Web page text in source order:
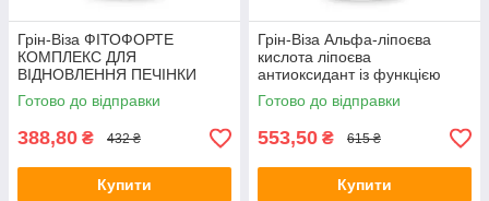
Грін-Віза ФІТОФОРТЕ
КОМПЛЕКС ДЛЯ
ВІДНОВЛЕННЯ ПЕЧІНКИ
90капс
Готово до відправки
388,80 ₴ 432 ₴
Купити
Грін-Віза Альфа-ліпоєва
кислота ліпоєва
антиоксидант із функцією
корекції ваги 90капс
Готово до відправки
553,50 ₴ 615 ₴
Купити